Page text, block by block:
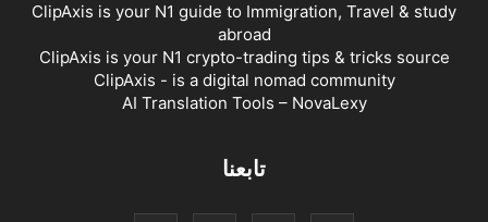
ClipAxis is your N1 guide to Immigration, Travel & study
abroad
ClipAxis is your N1 crypto-trading tips & tricks source
ClipAxis - is a digital nomad community
AI Translation Tools – NovaLexy
تابعنا